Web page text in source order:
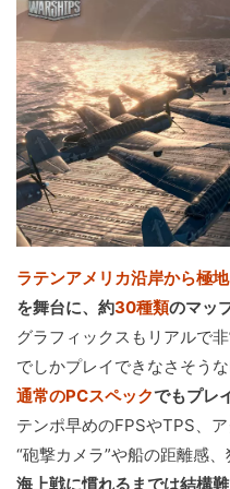
ラテンアメリカ沿岸から極
を舞台に、約30種類のマッ
グラフィックスもリアルで
でしかプレイできなさそう
通常のPCスペックでもプレ
テンポ早めのFPSやTPS、
“砲撃カメラ”や船の距離感、
海上戦に慣れるまでは結構